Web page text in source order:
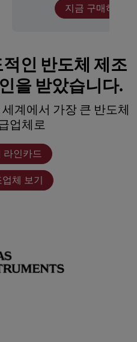
지금 구매하기
인 반도체 제조
을 받았습니다.
계에서 가장 큰 반도체
업체로
라인카드
체 보기